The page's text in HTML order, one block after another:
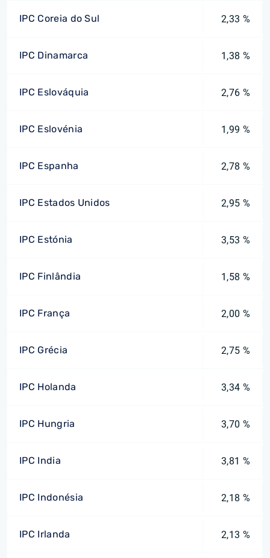
IPC Coreia do Sul 2,33 %
IPC Dinamarca 1,38 %
IPC Eslováquia 2,76 %
IPC Eslovénia 1,99 %
IPC Espanha 2,78 %
IPC Estados Unidos 2,95 %
IPC Estónia 3,53 %
IPC Finlândia 1,58 %
IPC França 2,00 %
IPC Grécia 2,75 %
IPC Holanda 3,34 %
IPC Hungria 3,70 %
IPC India 3,81 %
IPC Indonésia 2,18 %
IPC Irlanda 2,13 %